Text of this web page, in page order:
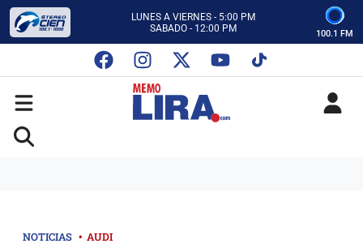
LUNES A VIERNES - 5:00 PM
SABADO - 12:00 PM
CON MEMO LIRA Y SU EQUIPO
LUNES A VIERNES - 5:00 PM
SABADO - 12:00 PM
100.1 FM
NOTICIAS • AUDI